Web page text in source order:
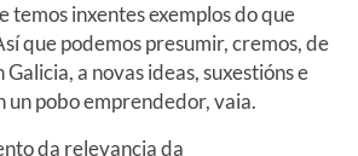
temos inxentes exemplos do que
que podemos presumir, cremos, de
a novas ideas, suxestións e
un pobo emprendedor, vaia.
da relevancia da